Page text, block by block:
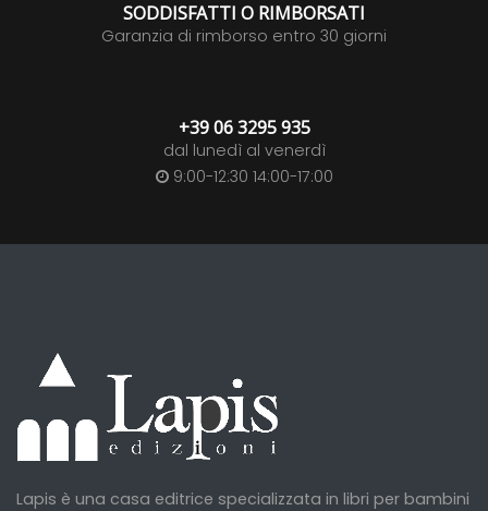
SODDISFATTI O RIMBORSATI
Garanzia di rimborso entro 30 giorni
+39 06 3295 935
dal lunedì al venerdì
9:00-12:30 14:00-17:00
Lapis è una casa editrice specializzata in libri per bambini